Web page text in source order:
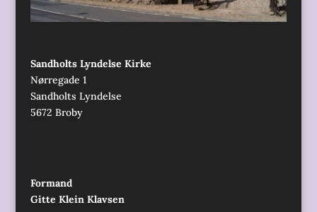
Sandholts Lyndelse Kirke
Nørregade 1
Sandholts Lyndelse
5672 Broby
Formand
Gitte Klein Klavsen